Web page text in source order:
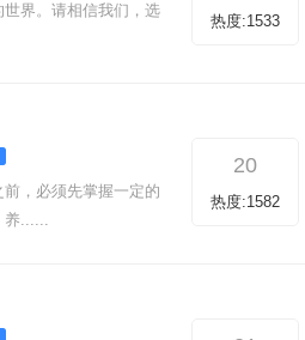
界。请相信我们，选
热度:1533
，必须先掌握一定的
养......
20
热度:1582